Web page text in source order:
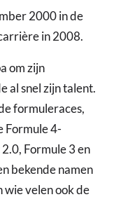
2000 in de
in 2008.
om zijn
al snel zijn talent.
formuleraces,
Formule 4-
Formule 3 en
bekende namen
wie velen ook de